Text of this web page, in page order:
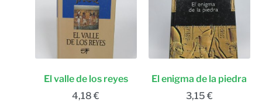
El valle de los reyes
4,18€
El enigma de la piedra
3,15 €